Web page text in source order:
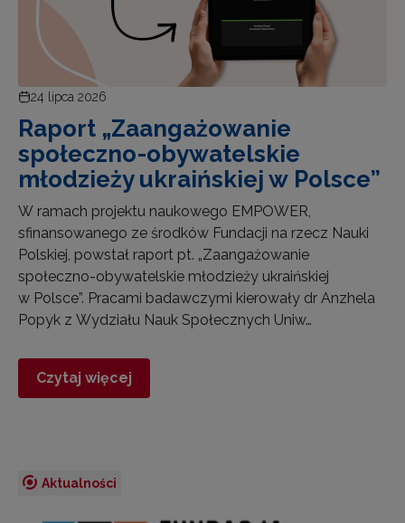
24 lipca 2026
Raport „Zaangażowanie
społeczno-obywatelskie
młodzieży ukraińskiej w Polsce”
W ramach projektu naukowego EMPOWER,
sfinansowanego ze środków Fundacji na rzecz Nauki
Polskiej, powstał raport pt. „Zaangażowanie
społeczno-obywatelskie młodzieży ukraińskiej
w Polsce”. Pracami badawczymi kierowały dr Anzhela
Popyk z Wydziału Nauk Społecznych Uniw…
Czytaj więcej
Aktualności